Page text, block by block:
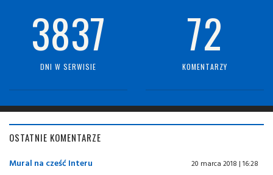
3837
DNI W SERWISIE
72
KOMENTARZY
OSTATNIE KOMENTARZE
Mural na cześć Interu 20 marca 2018 | 16:28